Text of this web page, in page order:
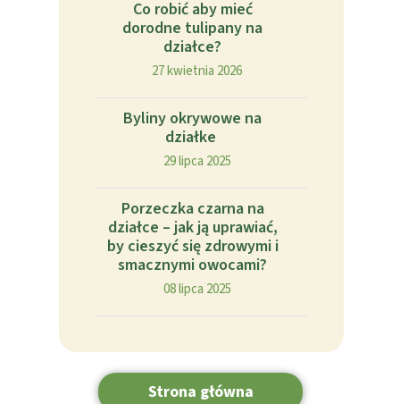
Co robić aby mieć
dorodne tulipany na
działce?
27 kwietnia 2026
Byliny okrywowe na
działke
29 lipca 2025
Porzeczka czarna na
działce – jak ją uprawiać,
by cieszyć się zdrowymi i
smacznymi owocami?
08 lipca 2025
Strona główna